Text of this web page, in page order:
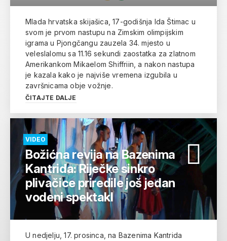
Mlada hrvatska skijašica, 17-godišnja Ida Štimac u
svom je prvom nastupu na Zimskim olimpijskim
igrama u Pjongčangu zauzela 34. mjesto u
veleslalomu sa 11.16 sekundi zaostatka za zlatnom
Amerikankom Mikaelom Shiffriin, a nakon nastupa
je kazala kako je najviše vremena izgubila u
završnicama obje vožnje.
ČITAJTE DALJE
VIDEO
Božićna revija na Bazenima
Kantrida: Riječke sinkro
plivačice priredile još jedan
vodeni spektakl
U nedjelju, 17. prosinca, na Bazenima Kantrida